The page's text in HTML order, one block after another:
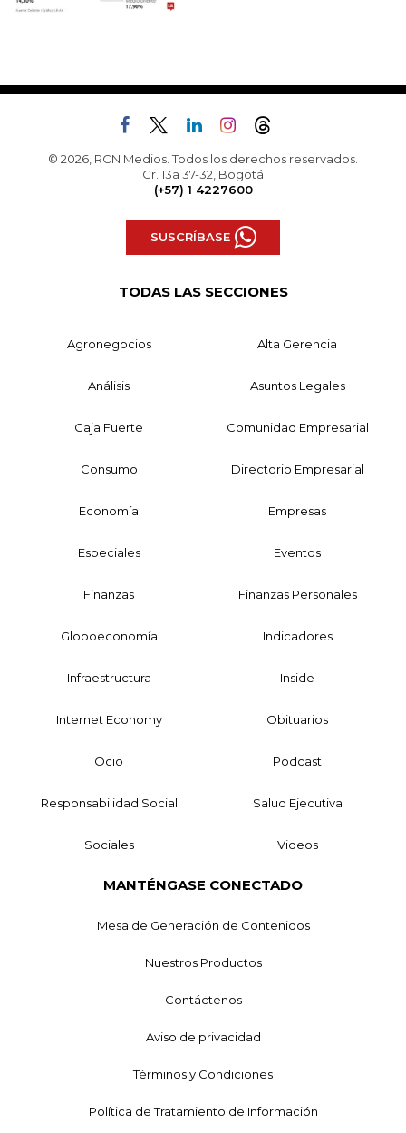
© 2026, RCN Medios. Todos los derechos reservados.
Cr. 13a 37-32, Bogotá
(+57) 1 4227600
SUSCRÍBASE
TODAS LAS SECCIONES
Agronegocios Alta Gerencia
Análisis Asuntos Legales
Caja Fuerte Comunidad Empresarial
Consumo Directorio Empresarial
Economía Empresas
Especiales Eventos
Finanzas Finanzas Personales
Globoeconomía Indicadores
Infraestructura Inside
Internet Economy Obituarios
Ocio Podcast
Responsabilidad Social Salud Ejecutiva
Sociales Videos
MANTÉNGASE CONECTADO
Mesa de Generación de Contenidos
Nuestros Productos
Contáctenos
Aviso de privacidad
Términos y Condiciones
Política de Tratamiento de Información